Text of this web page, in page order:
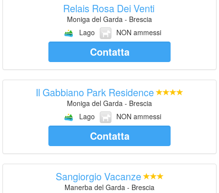
Relais Rosa Dei Venti
Moniga del Garda - Brescia
Lago
NON ammessi
Contatta
Il Gabbiano Park Residence
Moniga del Garda - Brescia
Lago
NON ammessi
Contatta
Sangiorgio Vacanze
Manerba del Garda - Brescia